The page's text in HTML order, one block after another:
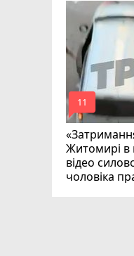
Житомирі
відео
чоловіка
mode_comment
11